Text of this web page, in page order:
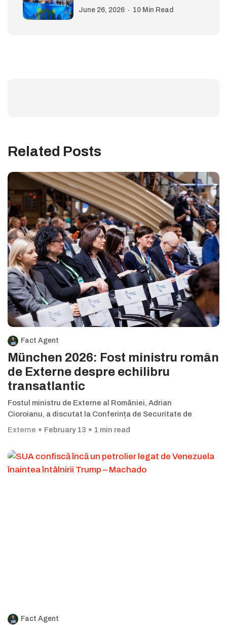
June 26, 2026 10 Min Read
Related Posts
Fact Agent
München 2026: Fost ministru român
de Externe despre echilibru
transatlantic
Fostul ministru de Externe al României, Adrian
Cioroianu, a discutat la Conferința de Securitate de
Externe
February 13 1 min read
Fact Agent